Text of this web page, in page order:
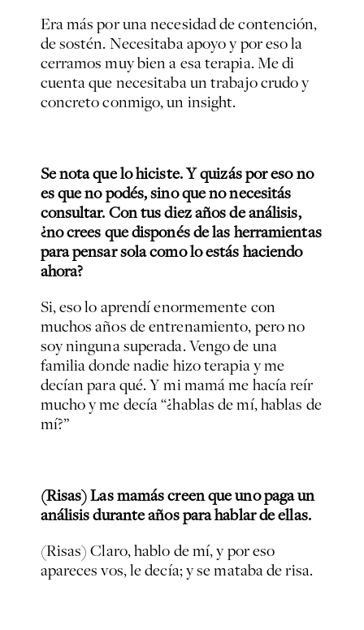
Era más por una necesidad de contención,
de sostén. Necesitaba apoyo y por eso la
cerramos muy bien a esa terapia. Me di
cuenta que necesitaba un trabajo crudo y
concreto conmigo, un insight.
Se nota que lo hiciste. Y quizás por eso no
es que no podés, sino que no necesitás
consultar. Con tus diez años de análisis,
¿no crees que disponés de las herramientas
para pensar sola como lo estás haciendo
ahora?
Si, eso lo aprendí enormemente con
muchos años de entrenamiento, pero no
soy ninguna superada. Vengo de una
familia donde nadie hizo terapia y me
decían para qué. Y mi mamá me hacía reír
mucho y me decía “¿hablas de mí, hablas de
mí?”
(Risas) Las mamás creen que uno paga un
análisis durante años para hablar de ellas.
(Risas) Claro, hablo de mí, y por eso
apareces vos, le decía; y se mataba de risa.